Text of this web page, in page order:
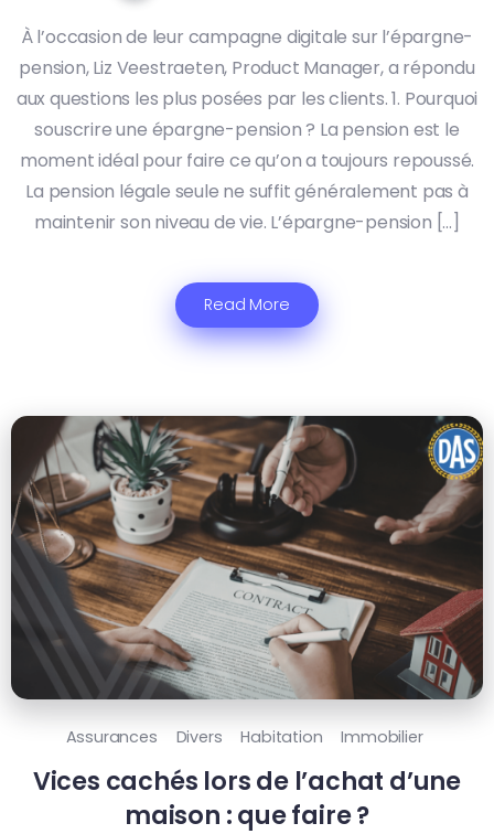
À l’occasion de leur campagne digitale sur l’épargne-
pension, Liz Veestraeten, Product Manager, a répondu
aux questions les plus posées par les clients. 1. Pourquoi
souscrire une épargne-pension ? La pension est le
moment idéal pour faire ce qu’on a toujours repoussé.
La pension légale seule ne suffit généralement pas à
maintenir son niveau de vie. L’épargne-pension […]
Read More
Assurances Divers Habitation Immobilier
Vices cachés lors de l’achat d’une
maison : que faire ?